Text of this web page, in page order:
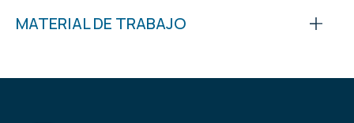
MATERIAL DE TRABAJO